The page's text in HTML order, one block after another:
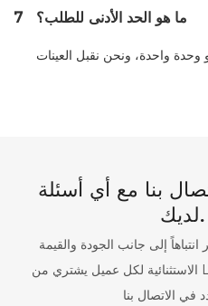
7 ما هو الحد الأدنى للطلب؟
بنا مع أي أسئلة
لديك.
إلى جانب الجودة والقيمة
الاستثنائية لكل عميل يشتري من LKS. إذا كان لديك أي أسئلة حول